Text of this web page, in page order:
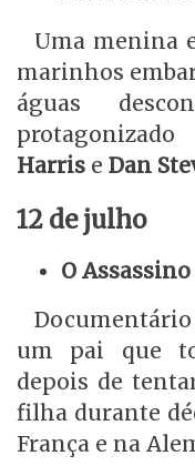
Uma menina
marinhos
águas
Harris e Dan
12 de julho
O
um pai que
depois de
filha durante
França e na